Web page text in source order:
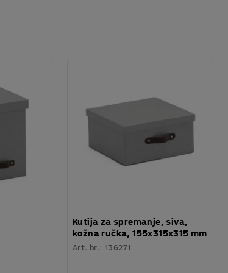
Kutija za spremanje, siva,
kožna ručka, 155x315x315 mm
Art. br.:136271